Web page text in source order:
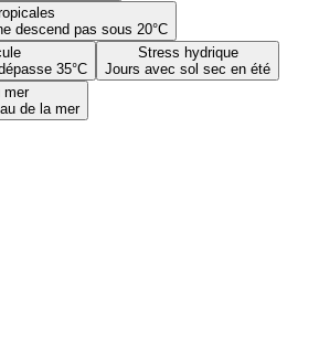
descend pas sous 20°C
35°C
Stress hydrique
Jours avec sol sec en été
mer
de la mer